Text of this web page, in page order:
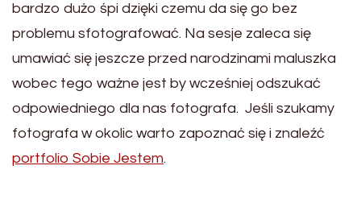
bardzo dużo śpi dzięki czemu da się go bez
problemu sfotografować. Na sesje zaleca się
umawiać się jeszcze przed narodzinami maluszka
wobec tego ważne jest by wcześniej odszukać
odpowiedniego dla nas fotografa. Jeśli szukamy
fotografa w okolic warto zapoznać się i znaleźć
portfolio Sobie Jestem.